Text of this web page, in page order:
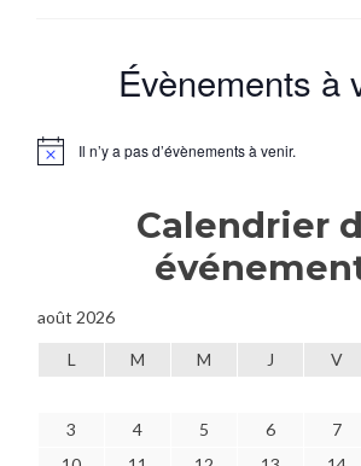
soufflent
les
Évènements à
Notice Il n’y a pas d’évènements à venir.
Calendrier
août 2026
L M M J V
3
4 5 6 7